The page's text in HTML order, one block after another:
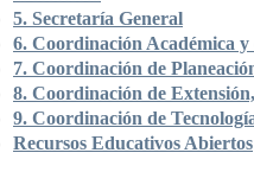
5. Secretaría General
6. Coordinación Académica y
7. Coordinación de
8. Coordinación de
9. Coordinación de
Recursos Educativos Abiertos